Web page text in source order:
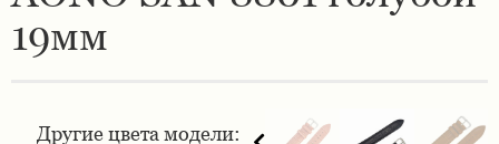
19мм
Другие цвета модели: